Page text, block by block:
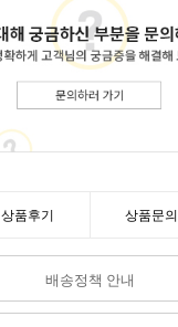
상품후기 상품문의
배송정책 안내